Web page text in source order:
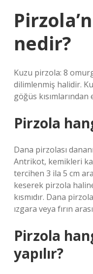
nedir?
Kuzu pirzola: 8
dilimlenmiş halidir.
göğüs kısımlarından
Pirzola
Dana pirzolası
Antrikot, kemikleri
tercihen 3 ila 5 cm
keserek pirzola
kısmıdır. Dana
ızgara veya fırın
Pirzola
yapılır?